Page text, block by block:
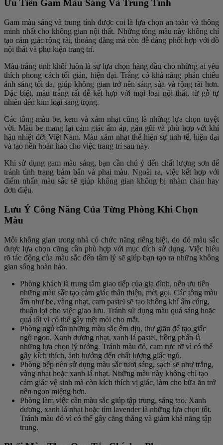
Ưu Tiên Gam Màu Sáng Và Trung Tính
Gam màu sáng và trung tính được coi là lựa chọn an toàn và thông
minh nhất cho không gian nội thất. Những tông màu này không chỉ
tạo cảm giác rộng rãi, thoáng đãng mà còn dễ dàng phối hợp với đồ
nội thất và phụ kiện trang trí.
Màu trắng tinh khôi luôn là sự lựa chọn hàng đầu cho những ai yêu
thích phong cách tối giản, hiện đại. Trắng có khả năng phản chiếu
ánh sáng tối đa, giúp không gian trở nên sáng sủa và rộng rãi hơn.
Đặc biệt, màu trắng rất dễ kết hợp với mọi loại nội thất, từ gỗ tự
nhiên đến kim loại sang trọng.
Các tông màu be, kem và xám nhạt cũng là những lựa chọn tuyệt
vời. Màu be mang lại cảm giác ấm áp, gần gũi và phù hợp với khí
hậu nhiệt đới Việt Nam. Màu xám nhạt thể hiện sự tinh tế, hiện đại
và tạo nền hoàn hảo cho việc trang trí sau này.
Khi sử dụng gam màu sáng, bạn cần chú ý đến chất lượng sơn để
tránh tình trạng bám bẩn và phai màu. Ngoài ra, việc kết hợp với
điểm nhấn màu sắc sẽ giúp không gian không bị nhàm chán hay
đơn điệu.
Lưu Ý Công Năng Của Từng Phòng Khi Chọn
Màu
Mỗi không gian trong nhà có chức năng riêng biệt, do đó màu sắc
được lựa chọn cũng cần phù hợp với mục đích sử dụng. Việc hiểu
rõ tác động của màu sắc đến tâm lý sẽ giúp bạn tạo ra những không
gian sống hoàn hảo.
Phòng khách là trung tâm giao tiếp của gia đình, nên ưu tiên
những màu sắc tạo cảm giác thân thiện, mời gọi. Các tông màu
ấm như be, vàng nhạt, cam pastel sẽ tạo không khí ấm cúng,
thuận lợi cho việc giao lưu. Tránh sử dụng màu quá sáng hoặc
quá tối vì có thể gây mệt mỏi cho mắt.
Phòng ngủ cần những màu sắc êm dịu, thư giãn để tạo giấc
ngủ ngon. Xanh dương nhạt, xanh lá pastel, hồng phấn là
những lựa chọn lý tưởng. Tránh màu đỏ, cam rực rỡ vì có thể
gây kích thích, ảnh hưởng đến chất lượng giấc ngủ.
Phòng bếp nên sử dụng màu sắc tươi sáng, sạch sẽ như trắng,
vàng nhạt hoặc xanh lá nhạt. Những màu này không chỉ tạo
cảm giác vệ sinh mà còn kích thích vị giác, làm cho bữa ăn trở
nên ngon miệng hơn.
Phòng làm việc cần màu sắc giúp tập trung, sáng tạo. Xanh
dương, xanh lá nhạt hoặc tím lavender là những lựa chọn tốt.
Tránh màu đỏ vì có thể gây căng thẳng và giảm khả năng tập
trung.